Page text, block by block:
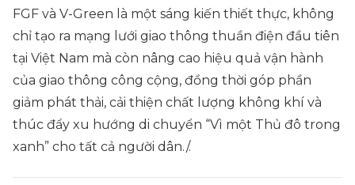
FGF và V-Green là một sáng kiến thiết thực, không
chỉ tạo ra mạng lưới giao thông thuần điện đầu tiên
tại Việt Nam mà còn nâng cao hiệu quả vận hành
của giao thông công cộng, đồng thời góp phần
giảm phát thải, cải thiện chất lượng không khí và
thúc đẩy xu hướng di chuyển “Vì một Thủ đô trong
xanh” cho tất cả người dân./.